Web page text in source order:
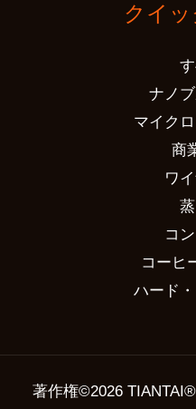
クイ
ナノ
マイク
商
ワ
コ
コーヒ
ハード
著作権©2026